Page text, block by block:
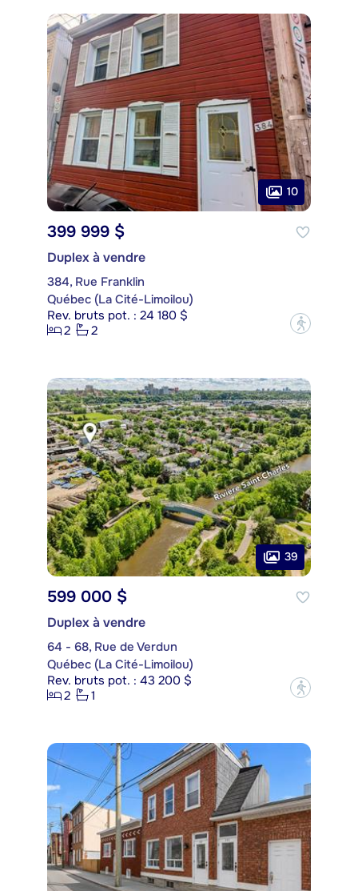
10
399 999 $
Duplex à vendre
384, Rue Franklin
Québec (La Cité-Limoilou)
Rev. bruts pot. : 24 180 $
2
2 ?
39
599 000 $
Duplex à vendre
64 - 68, Rue de Verdun
Québec (La Cité-Limoilou)
Rev. bruts pot. : 43 200 $
2
1 ?